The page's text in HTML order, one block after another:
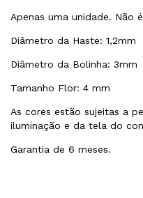
Apenas uma unidade. Não
Diâmetro da Haste: 1,2mm
Diâmetro da Bolinha: 3mm
Tamanho Flor: 4 mm
As cores estão sujeitas a
iluminação e da tela do
Garantia de 6 meses.